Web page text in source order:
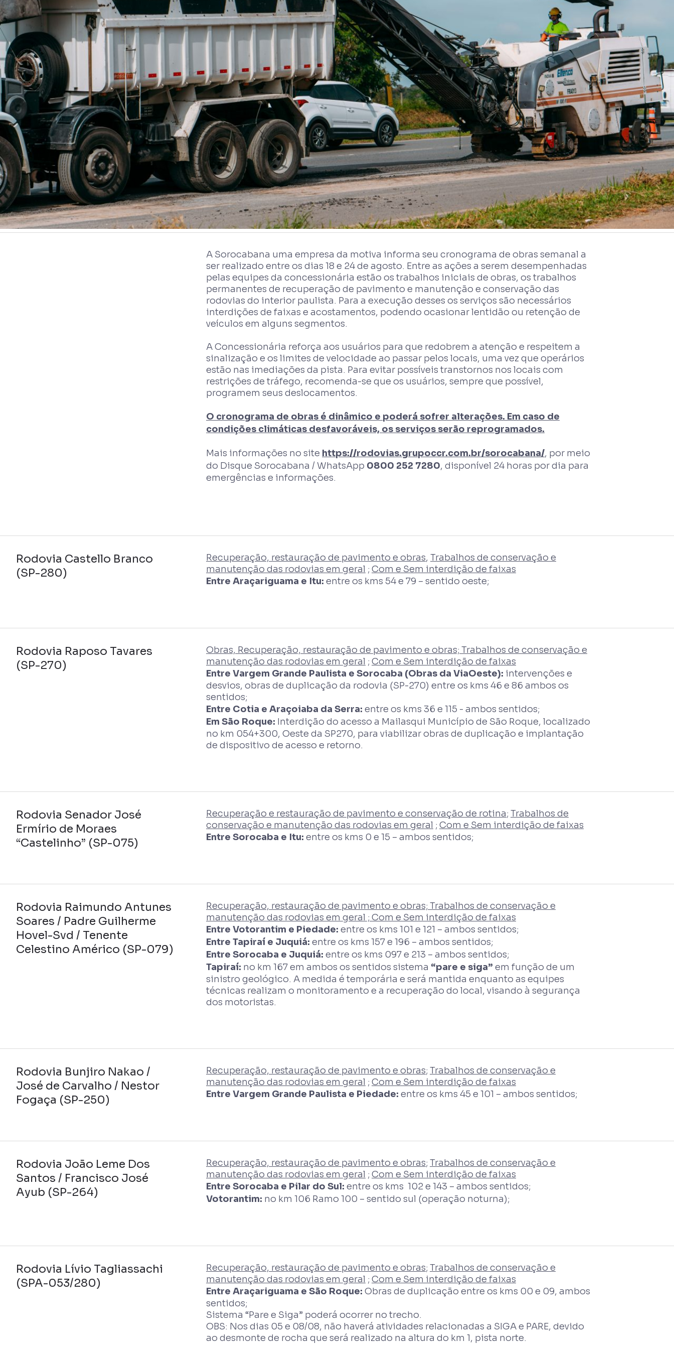
A Sorocabana uma empresa da motiva informa seu cronograma de obras semanal a
ser realizado entre os dias 18 e 24 de agosto. Entre as ações a serem desempenhadas
pelas equipes da concessionária estão os trabalhos iniciais de obras, os trabalhos
permanentes de recuperação de pavimento e manutenção e conservação das
rodovias do interior paulista. Para a execução desses os serviços são necessários
interdições de faixas e acostamentos, podendo ocasionar lentidão ou retenção de
veículos em alguns segmentos.
A Concessionária reforça aos usuários para que redobrem a atenção e respeitem a
sinalização e os limites de velocidade ao passar pelos locais, uma vez que operários
estão nas imediações da pista. Para evitar possíveis transtornos nos locais com
restrições de tráfego, recomenda-se que os usuários, sempre que possível,
programem seus deslocamentos.
O cronograma de obras é dinâmico e poderá sofrer alterações. Em caso de
condições climáticas desfavoráveis, os serviços serão reprogramados.
Mais informações no site https://rodovias.grupoccr.com.br/sorocabana/, por meio
do Disque Sorocabana / WhatsApp 0800 252 7280, disponível 24 horas por dia para
emergências e informações.
Rodovia Castello Branco
(SP-280)
Recuperação, restauração de pavimento e obras, Trabalhos de conservação e
manutenção das rodovias em geral ; Com e Sem interdição de faixas
Entre Araçariguama e Itu: entre os kms 54 e 79 – sentido oeste;
Rodovia Raposo Tavares
(SP-270)
Obras, Recuperação, restauração de pavimento e obras; Trabalhos de conservação e
manutenção das rodovias em geral ; Com e Sem interdição de faixas
Entre Vargem Grande Paulista e Sorocaba (Obras da ViaOeste): intervenções e
desvios, obras de duplicação da rodovia (SP-270) entre os kms 46 e 86 ambos os
sentidos;
Entre Cotia e Araçoiaba da Serra: entre os kms 36 e 115 - ambos sentidos;
Em São Roque: Interdição do acesso a Mailasqui Município de São Roque, localizado
no km 054+300, Oeste da SP270, para viabilizar obras de duplicação e implantação
de dispositivo de acesso e retorno.
Rodovia Senador José
Ermírio de Moraes
“Castelinho” (SP-075)
Recuperação e restauração de pavimento e conservação de rotina; Trabalhos de
conservação e manutenção das rodovias em geral ; Com e Sem interdição de faixas
Entre Sorocaba e Itu: entre os kms 0 e 15 – ambos sentidos;
Rodovia Raimundo Antunes
Soares / Padre Guilherme
Hovel-Svd / Tenente
Celestino Américo (SP-079)
Recuperação, restauração de pavimento e obras; Trabalhos de conservação e
manutenção das rodovias em geral ; Com e Sem interdição de faixas
Entre Votorantim e Piedade: entre os kms 101 e 121 – ambos sentidos;
Entre Tapiraí e Juquiá: entre os kms 157 e 196 – ambos sentidos;
Entre Sorocaba e Juquiá: entre os kms 097 e 213 – ambos sentidos;
Tapiraí: no km 167 em ambos os sentidos sistema “pare e siga” em função de um
sinistro geológico. A medida é temporária e será mantida enquanto as equipes
técnicas realizam o monitoramento e a recuperação do local, visando à segurança
dos motoristas.
Rodovia Bunjiro Nakao /
José de Carvalho / Nestor
Fogaça (SP-250)
Recuperação, restauração de pavimento e obras; Trabalhos de conservação e
manutenção das rodovias em geral ; Com e Sem interdição de faixas
Entre Vargem Grande Paulista e Piedade: entre os kms 45 e 101 – ambos sentidos;
Rodovia João Leme Dos
Santos / Francisco José
Ayub (SP-264)
Recuperação, restauração de pavimento e obras; Trabalhos de conservação e
manutenção das rodovias em geral ; Com e Sem interdição de faixas
Entre Sorocaba e Pilar do Sul: entre os kms 102 e 143 – ambos sentidos;
Votorantim: no km 106 Ramo 100 – sentido sul (operação noturna);
Rodovia Lívio Tagliassachi
(SPA-053/280)
Recuperação, restauração de pavimento e obras; Trabalhos de conservação e
manutenção das rodovias em geral ; Com e Sem interdição de faixas
Entre Araçariguama e São Roque: Obras de duplicação entre os kms 00 e 09, ambos
sentidos;
Sistema “Pare e Siga” poderá ocorrer no trecho.
OBS: Nos dias 05 e 08/08, não haverá atividades relacionadas a SIGA e PARE, devido
ao desmonte de rocha que será realizado na altura do km 1, pista norte.